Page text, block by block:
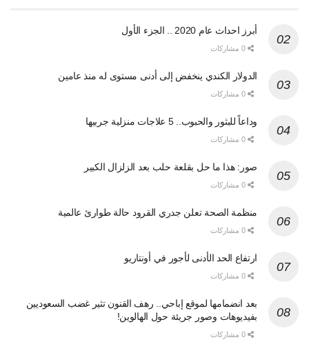
أبرز احداث عام 2020 .. الجزء الأول
الدولار الكندي ينخفض إلى أدنى مستوى له منذ عامين
وداعاً للبثور والحبوب.. 5 علاجات منزلية جربيها
صور: هذا ما حل بقلعة حلب بعد الزلزال الكبير
منظمة الصحة تعلن جدري القرود حالة طوارئ عالمية
ارتفاع الحد الأدنى لأجور في أونتاريو
بعد انضمامها لموقع إباحي.. رهف القنون تثير غضب السعوديين
بفيديوهات وصور جريئة حول الهالوين!